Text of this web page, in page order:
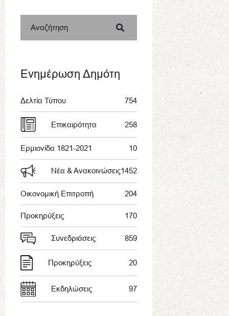
Αναζήτηση
Ενημέρωση Δημότη
Δελτία Τύπου 754
Επικαιρότητα 258
Ερμιονίδα 1821-2021 10
Νέα & Ανακοινώσεις1452
Οικονομική Επιτροπή 204
Προκηρύξεις 170
Συνεδριάσεις 859
Προκηρύξεις 20
Εκδηλώσεις 97